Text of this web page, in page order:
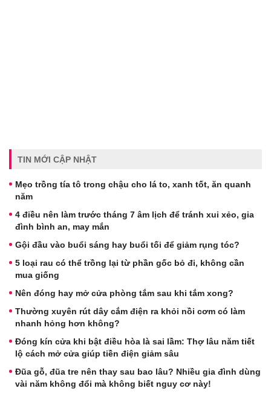
TIN MỚI CẬP NHẬT
Mẹo trồng tía tô trong chậu cho lá to, xanh tốt, ăn quanh
năm
4 điều nên làm trước tháng 7 âm lịch để tránh xui xẻo, gia
đình bình an, may mắn
Gội đầu vào buổi sáng hay buổi tối để giảm rụng tóc?
5 loại rau có thể trồng lại từ phần gốc bỏ đi, không cần
mua giống
Nên đóng hay mở cửa phòng tắm sau khi tắm xong?
Thường xuyên rút dây cắm điện ra khỏi nồi cơm có làm
nhanh hỏng hơn không?
Đóng kín cửa khi bật điều hòa là sai lầm: Thợ lâu năm tiết
lộ cách mở cửa giúp tiền điện giảm sâu
Đũa gỗ, đũa tre nên thay sau bao lâu? Nhiều gia đình dùng
vài năm không đổi mà không biết nguy cơ này!